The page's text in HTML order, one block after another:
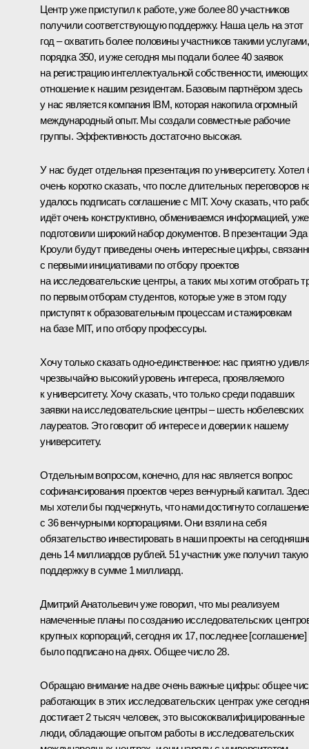
Центр уже приступил к работе, уже более 80 участников
получили соответствующую поддержку. Наша цель на этот
год – охватить более половины участников такими услугами,
порядка 350, и уже сегодня мы подали более 40 заявок
на регистрацию интеллектуальной собственности, имеющих
отношение к нашим резидентам. Базовым партнёром здесь
у нас является компания IBM, которая накопила огромный
международный опыт. Мы создали совместные рабочие
группы. Эффективность достаточно высокая.
У нас будет отдельная презентация по университету.
очень коротко сказать, что после длительных переговоров
удалось подписать соглашение с MIT. Хочу сказать, что
идёт очень конструктивно, обмениваемся информацией, уже
подготовили широкий набор документов. В презентации Эда
Кроули будут приведены очень интересные цифры,
с первыми инициативами по отбору проектов
на исследовательские центры, а таких мы хотим отобрать
по первым отборам студентов, которые уже в этом году
приступят к образовательным процессам и стажировкам
на базе MIT, и по отбору профессуры.
Хочу только сказать одно-единственное: нас приятно
чрезвычайно высокий уровень интереса, проявляемого
к университету. Хочу сказать, что только среди подавших
заявки на исследовательские центры – шесть нобелевских
лауреатов. Это говорит об интересе и доверии к нашему
университету.
Отдельным вопросом, конечно, для нас является вопрос
софинансирования проектов через венчурный капитал.
мы хотели бы подчеркнуть, что нами достигнуто соглашение
с 36 венчурными корпорациями. Они взяли на себя
обязательство инвестировать в наши проекты на
день 14 миллиардов рублей. 51 участник уже получил такую
поддержку в сумме 1 миллиард.
Дмитрий Анатольевич уже говорил, что мы реализуем
намеченные планы по созданию исследовательских
крупных корпораций, сегодня их 17, последнее [соглашение]
было подписано на днях. Общее число 28.
Обращаю внимание на две очень важные цифры: общее
работающих в этих исследовательских центрах уже сегодня
достигает 2 тысяч человек, это высококвалифицированные
люди, обладающие опытом работы в исследовательских